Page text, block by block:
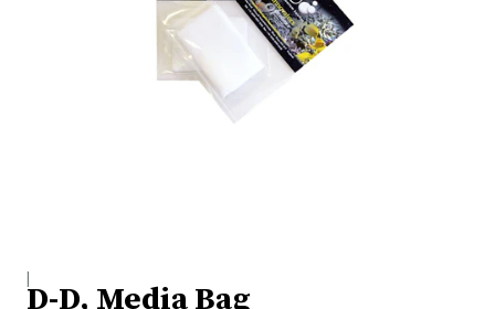
|
D-D, Media Bag